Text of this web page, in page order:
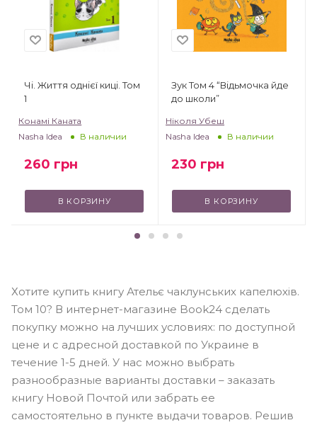
Чі. Життя однієї киці. Том
1
Конамі Каната
Nasha Idea
В наличии
260 грн
В КОРЗИНУ
Зук Том 4 “Відьмочка йде
до школи”
Ніколя Убеш
Nasha Idea
В наличии
230 грн
В КОРЗИНУ
Хотите купить книгу Ательє чаклунських капелюхів.
Том 10? В интернет-магазине Book24 сделать
покупку можно на лучших условиях: по доступной
цене и с адресной доставкой по Украине в
течение 1-5 дней. У нас можно выбрать
разнообразные варианты доставки – заказать
книгу Новой Почтой или забрать ее
самостоятельно в пункте выдачи товаров. Решив